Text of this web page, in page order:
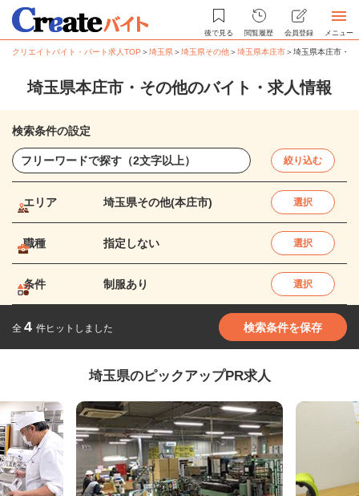
後で見る 閲覧履歴 会員登録 メニュー
クリエイトバイト・パート求人TOP ＞埼玉県＞埼玉県その他＞埼玉県本庄市＞埼玉県本庄市・
埼玉県本庄市・その他のバイト・求人情報
検索条件の設定
絞り込む
エリア 埼玉県その他(本庄市) 選択
職種 指定しない 選択
条件 制服あり 選択
全 4 件ヒットしました 検索条件を保存
埼玉県のピックアップPR求人